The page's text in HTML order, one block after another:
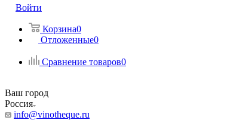
Войти
Корзина0
Отложенные0
Сравнение товаров0
Ваш город
Россия
info@vinotheque.ru